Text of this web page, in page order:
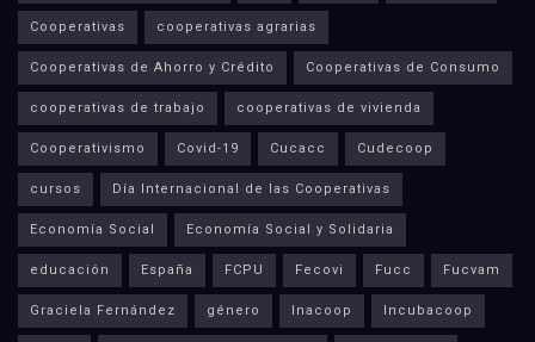
Cooperativas cooperativas agrarias
Cooperativas de Ahorro y Crédito Cooperativas de Consumo
cooperativas de trabajo cooperativas de vivienda
Cooperativismo Covid-19 Cucacc Cudecoop
cursos Día Internacional de las Cooperativas
Economía Social Economía Social y Solidaria
educación España FCPU Fecovi Fucc Fucvam
Graciela Fernández género Inacoop Incubacoop